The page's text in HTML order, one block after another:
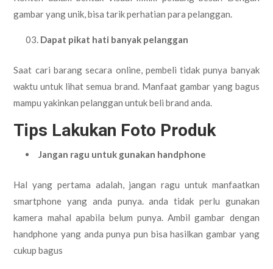
gambar yang unik, bisa tarik perhatian para pelanggan.
Dapat pikat hati banyak pelanggan
Saat cari barang secara online, pembeli tidak punya banyak
waktu untuk lihat semua brand. Manfaat gambar yang bagus
mampu yakinkan pelanggan untuk beli brand anda.
Tips Lakukan Foto Produk
Jangan ragu untuk gunakan handphone
Hal yang pertama adalah, jangan ragu untuk manfaatkan
smartphone yang anda punya. anda tidak perlu gunakan
kamera mahal apabila belum punya. Ambil gambar dengan
handphone yang anda punya pun bisa hasilkan gambar yang
cukup bagus